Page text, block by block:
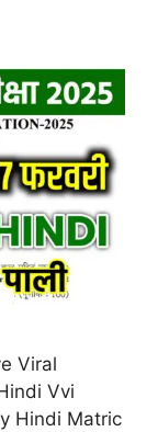
Viral
Vvi
Hindi Matric